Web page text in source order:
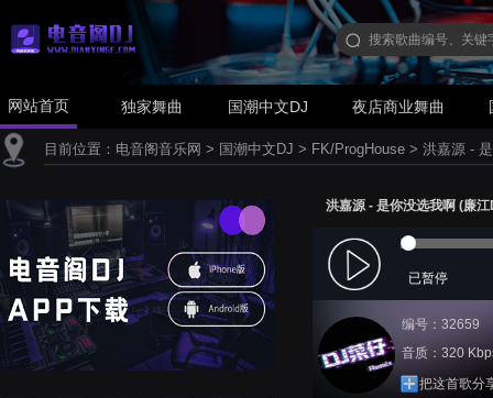
网站首页 独家舞曲 国潮中文DJ 夜店商业舞曲
目前位置： 电音阁音乐网 > 国潮中文DJ > FK/ProgHouse > 洪嘉源 -
洪嘉源 - 是你没选我啊 (廉
已暂停
编号：32659
音质：320
把这首歌分